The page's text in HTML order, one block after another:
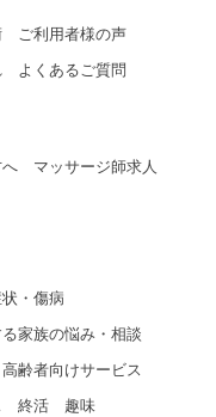
ご利用者様の声
よくあるご質問
マッサージ師求人
・傷病
家族の悩み・相談
高齢者向けサービス
終活
趣味